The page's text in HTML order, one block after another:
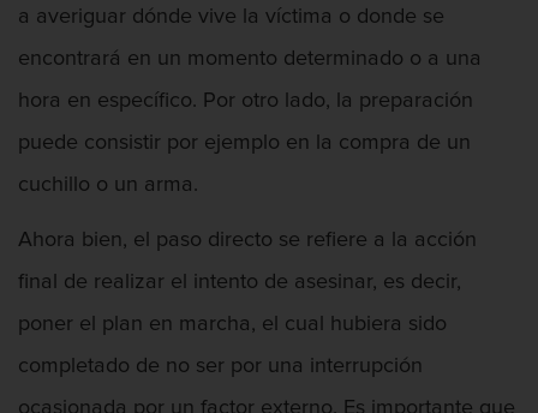
pública
Fraude con Cheques
Fraude de Juego
Fraude de seguro de auto
Fraude Del Seguro De Desempleo
Delitos de Hurto
a averiguar dónde vive la víctima o donde se
encontrará en un momento determinado o a una
hora en específico. Por otro lado, la preparación
puede consistir por ejemplo en la compra de un
cuchillo o un arma.
Ahora bien, el paso directo se refiere a la acción
final de realizar el intento de asesinar, es decir,
poner el plan en marcha, el cual hubiera sido
completado de no ser por una interrupción
ocasionada por un factor externo. Es importante que